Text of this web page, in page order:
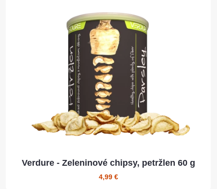
Verdure - Zeleninové chipsy, petržlen 60 g
4,99 €